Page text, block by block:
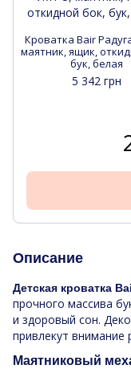
Кроватка Bair Радуга
маятник, ящик,
бук, белая
5 342 грн
Описание
Детская кроватка
прочного массива
и здоровый сон.
привлекут внимание
Маятниковый